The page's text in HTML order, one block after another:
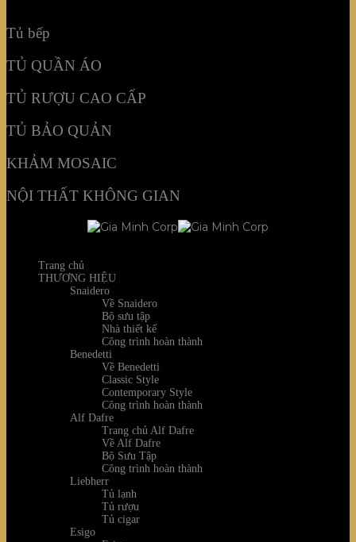
Tủ bếp
TỦ QUẦN ÁO
TỦ RƯỢU CAO CẤP
TỦ BẢO QUẢN
KHẢM MOSAIC
NỘI THẤT KHÔNG GIAN
Trang chủ
THƯƠNG HIỆU
Snaidero
Về Snaidero
Bộ sưu tập
Nhà thiết kế
Công trình hoàn thành
Benedetti
Về Benedetti
Classic Style
Contemporary Style
Công trình hoàn thành
Alf Dafre
Trang chủ Alf Dafre
Về Alf Dafre
Bộ Sưu Tập
Công trình hoàn thành
Liebherr
Tủ lạnh
Tủ rượu
Tủ cigar
Esigo